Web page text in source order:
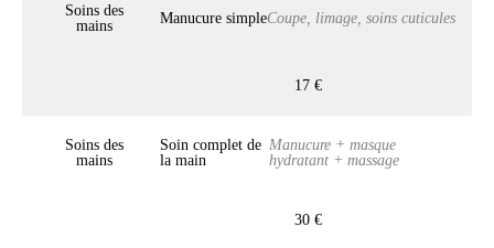
Soins des
mains
Manucure simpleCoupe, limage, soins cuticules
17 €
Soins des
mains
Soin complet de
la main
Manucure + masque
hydratant + massage
30 €